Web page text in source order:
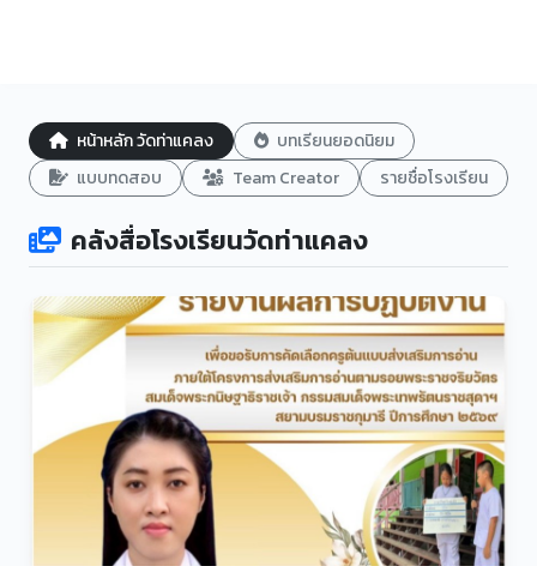
หน้าหลัก วัดท่าแคลง
บทเรียนยอดนิยม
แบบทดสอบ
Team Creator รายชื่อโรงเรียน
คลังสื่อโรงเรียนวัดท่าแคลง